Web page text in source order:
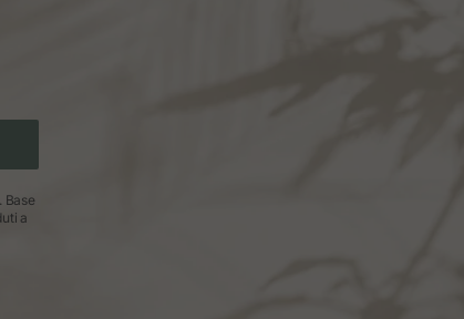
Base
a